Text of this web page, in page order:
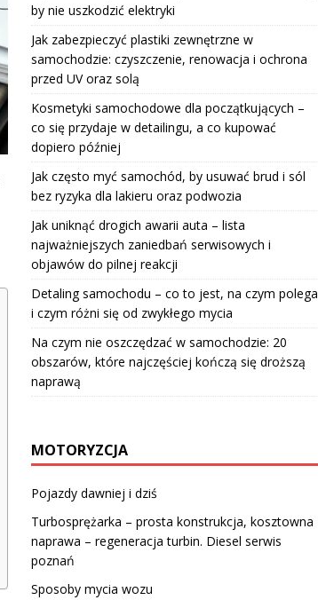
by nie uszkodzić elektryki
Jak zabezpieczyć plastiki zewnętrzne w
samochodzie: czyszczenie, renowacja i ochrona
przed UV oraz solą
Kosmetyki samochodowe dla początkujących –
co się przydaje w detailingu, a co kupować
dopiero później
Jak często myć samochód, by usuwać brud i sól
bez ryzyka dla lakieru oraz podwozia
Jak uniknąć drogich awarii auta – lista
najważniejszych zaniedbań serwisowych i
objawów do pilnej reakcji
Detaling samochodu – co to jest, na czym polega
i czym różni się od zwykłego mycia
Na czym nie oszczędzać w samochodzie: 20
obszarów, które najczęściej kończą się droższą
naprawą
MOTORYZCJA
Pojazdy dawniej i dziś
Turbosprężarka – prosta konstrukcja, kosztowna
naprawa – regeneracja turbin. Diesel serwis
poznań
Sposoby mycia wozu